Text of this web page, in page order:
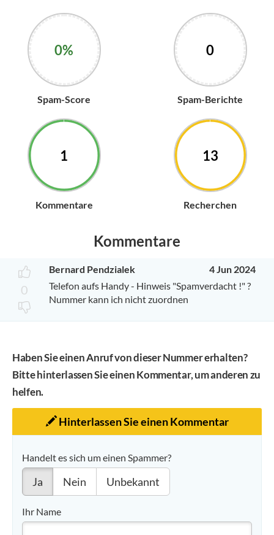
0%
Spam-Score
0
Spam-Berichte
1
Kommentare
13
Recherchen
Kommentare
0
Bernard Pendzialek
4 Jun 2024
Telefon aufs Handy - Hinweis "Spamverdacht !" ?
Nummer kann ich nicht zuordnen
Haben Sie einen Anruf von dieser Nummer erhalten?
Bitte hinterlassen Sie einen Kommentar, um anderen zu
helfen.
Hinterlassen Sie einen Kommentar
Handelt es sich um einen Spammer?
Ja Nein Unbekannt
Ihr Name